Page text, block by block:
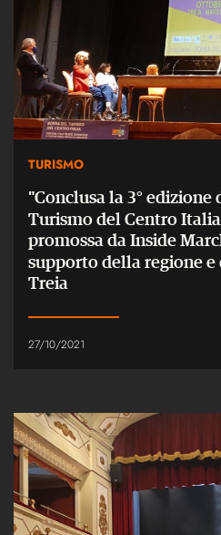
TURISMO
"Conclusa la 3° edizione
Turismo del Centro
promossa da Inside
supporto della regione e
Treia
27/10/2021